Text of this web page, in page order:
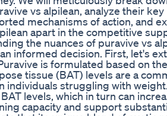
vs alpilean, analyze their
mechanisms of action, and
apart in the competitive
the nuances of puravive vs
informed decision. First, let's
is formulated based on
tissue (BAT) levels are a
individuals struggling with
levels, which in turn can
capacity and support